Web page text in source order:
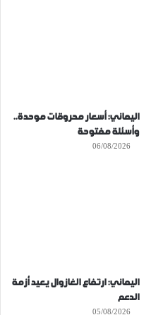
اليماني: أسعار محروقات موحدة..
وأسئلة مفتوحة
06/08/2026
اليماني: ارتفاع الغازوال يعيد أزمة
الدعم
05/08/2026